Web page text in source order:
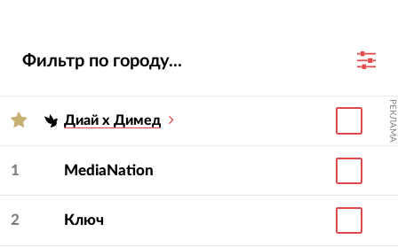
Фильтр по городу...
Диай х Димед РЕКЛАМА
1 MediaNation
2 Ключ